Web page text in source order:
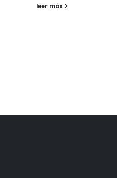
leer más